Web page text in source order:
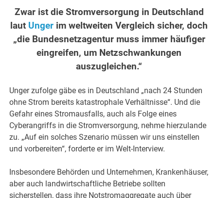
Zwar ist die Stromversorgung in Deutschland
laut Unger im weltweiten Vergleich sicher, doch
„die Bundesnetzagentur muss immer häufiger
eingreifen, um Netzschwankungen
auszugleichen.“
Unger zufolge gäbe es in Deutschland „nach 24 Stunden
ohne Strom bereits katastrophale Verhältnisse“. Und die
Gefahr eines Stromausfalls, auch als Folge eines
Cyberangriffs in die Stromversorgung, nehme hierzulande
zu. „Auf ein solches Szenario müssen wir uns einstellen
und vorbereiten“, forderte er im Welt-Interview.
Insbesondere Behörden und Unternehmen, Krankenhäuser,
aber auch landwirtschaftliche Betriebe sollten
sicherstellen, dass ihre Notstromaggregate auch über